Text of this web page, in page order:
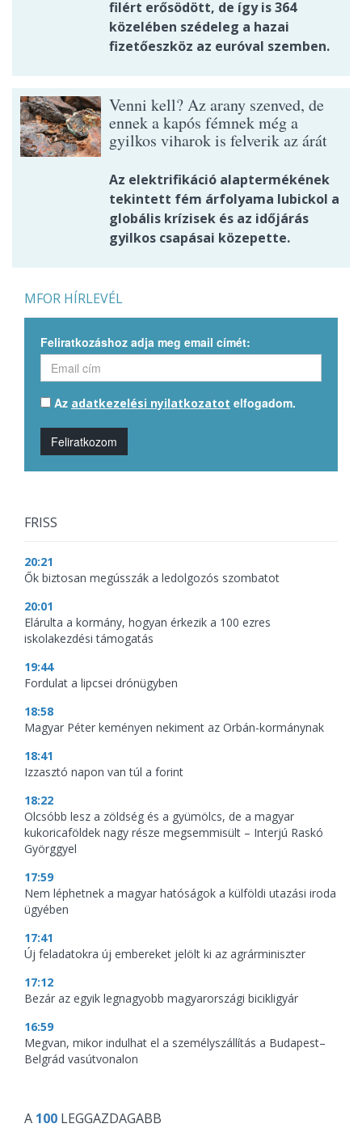
filért erősödött, de így is 364
közelében szédeleg a hazai
fizetőeszköz az euróval szemben.
Venni kell? Az arany szenved, de
ennek a kapós fémnek még a
gyilkos viharok is felverik az árát
Az elektrifikáció alaptermékének
tekintett fém árfolyama lubickol a
globális krízisek és az időjárás
gyilkos csapásai közepette.
MFOR HÍRLEVÉL
Feliratkozáshoz adja meg email címét:
Az adatkezelési nyilatkozatot elfogadom.
Feliratkozom
FRISS
20:21
Ők biztosan megússzák a ledolgozós szombatot
20:01
Elárulta a kormány, hogyan érkezik a 100 ezres
iskolakezdési támogatás
19:44
Fordulat a lipcsei drónügyben
18:58
Magyar Péter keményen nekiment az Orbán-kormánynak
18:41
Izzasztó napon van túl a forint
18:22
Olcsóbb lesz a zöldség és a gyümölcs, de a magyar
kukoricaföldek nagy része megsemmisült – Interjú Raskó
Györggyel
17:59
Nem léphetnek a magyar hatóságok a külföldi utazási iroda
ügyében
17:41
Új feladatokra új embereket jelölt ki az agrárminiszter
17:12
Bezár az egyik legnagyobb magyarországi bicikligyár
16:59
Megvan, mikor indulhat el a személyszállítás a Budapest–
Belgrád vasútvonalon
A 100 LEGGAZDAGABB